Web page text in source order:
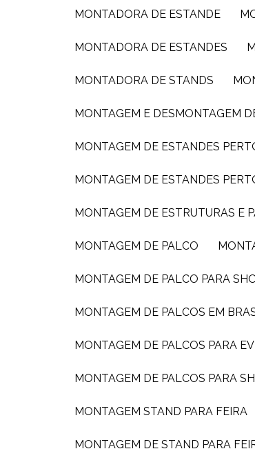
MONTADORA DE ESTANDE
MONTADORA DE ESTANDES
MONTADORA DE STANDS
MONTAGEM E DESMONTAGEM
MONTAGEM DE ESTANDES
MONTAGEM DE ESTANDES
MONTAGEM DE ESTRUTURAS E
MONTAGEM DE PALCO
MONTAGEM DE PALCO PARA
MONTAGEM DE PALCOS EM
MONTAGEM DE PALCOS PARA
MONTAGEM DE PALCOS PARA
MONTAGEM STAND PARA FEIRA
MONTAGEM DE STAND PARA